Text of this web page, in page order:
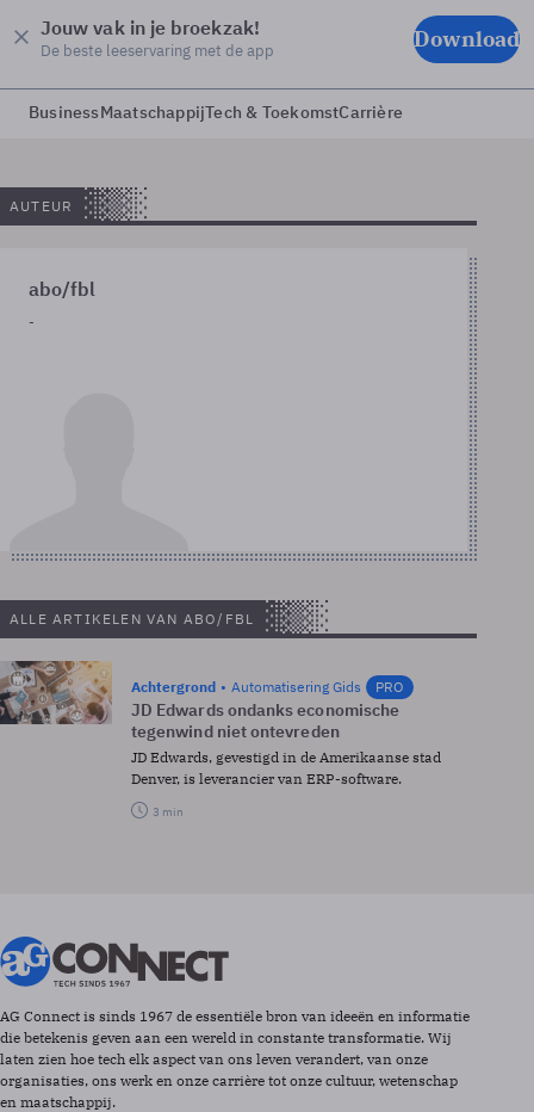
Jouw vak in je broekzak!
De beste leeservaring met de app Download
BusinessMaatschappijTech & ToekomstCarrière
AUTEUR
abo/fbl
-
ALLE ARTIKELEN VAN ABO/FBL
Achtergrond Automatisering Gids PRO
JD Edwards ondanks economische
tegenwind niet ontevreden
JD Edwards, gevestigd in de Amerikaanse stad
Denver, is leverancier van ERP-software.
3 min
AG Connect is sinds 1967 de essentiële bron van ideeën en informatie
die betekenis geven aan een wereld in constante transformatie. Wij
laten zien hoe tech elk aspect van ons leven verandert, van onze
organisaties, ons werk en onze carrière tot onze cultuur, wetenschap
en maatschappij.